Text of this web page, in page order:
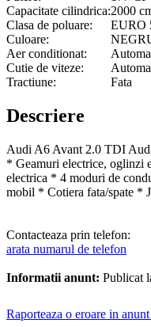
Capacitate cilindrica:2000
Clasa de poluare:
EURO
Culoare:
Aer conditionat:
Cutie de viteze:
Tractiune:
Fata
Descriere
Audi A6 Avant 2.0 TDI
* Geamuri electrice, oglinzi
electrica * 4 moduri de
mobil * Cotiera fata/spate *
Contacteaza prin telefon:
arata numarul de telefon
Informatii anunt: Publicat
Raporteaza o eroare in